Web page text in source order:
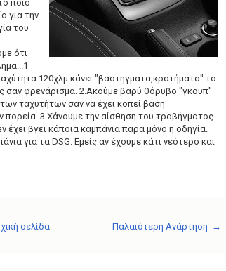
ποιο
για την
του
ότι
120χλμ κάνει "βαστηγματα,κρατήματα" το
σαν φρενάρισμα. 2.Ακούμε βαρύ θόρυβο "γκουπ"
ταχυτήτων σαν να έχει κοπεί βάση
πορεία. 3.Χάνουμε την αίσθηση του τραβήγματος
έχει βγει κάποια καμπάνια παρα μόνο η οδηγία.
για τα DSG. Εμείς αν έχουμε κάτι νεότερο και
Παλαιότερη Ανάρτηση →
σελίδα